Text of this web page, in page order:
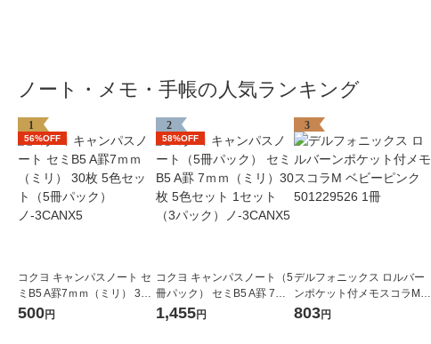
ノート・メモ・手帳の人気ランキング
1
56%OFF
コクヨ キャンパスノート セ
ミB5 A罫7ｍｍ（ミリ） 30
枚 5色セット（5冊パック）
500円
2
58%OFF
コクヨ キャンパスノート（5
冊パック） セミB5 A罫 7ｍ
ｍ（ミリ）30枚 5色セット 1
1,455円
3
デルフォニックス ロルバー
ンポケット付メモスコラM
ベビーピンク 501229526 1
803円